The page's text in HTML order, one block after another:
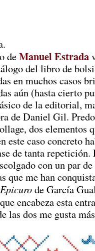
deManuel Estrada
del libro de
en muchos casos
aún (hasta cierto
de la editorial,
de Daniel Gil.
dos elementos
este caso concreto
de tanta repetición.
con un par
que me han
Epicurode García
encabeza esta
las dos me gusta